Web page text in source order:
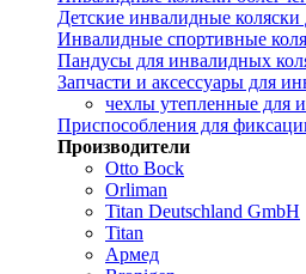
Детские инвалидные
Инвалидные спортивные
Пандусы для инвалидных
Запчасти и аксессуары для
чехлы утепленные для
Приспособления для
Производители
Otto Bock
Orliman
Titan Deutschland GmbH
Titan
Армед